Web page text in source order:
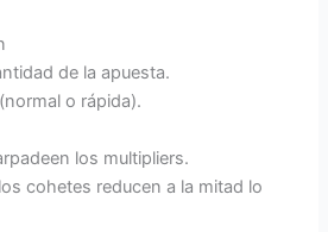
de la apuesta.
o rápida).
los multipliers.
cohetes reducen a la mitad lo